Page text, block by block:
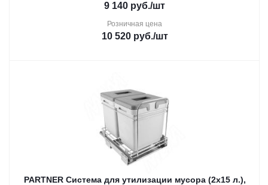
9 140 руб./шт
Розничная цена
10 520руб./шт
PARTNER Система для утилизации мусора (2х15 л.),